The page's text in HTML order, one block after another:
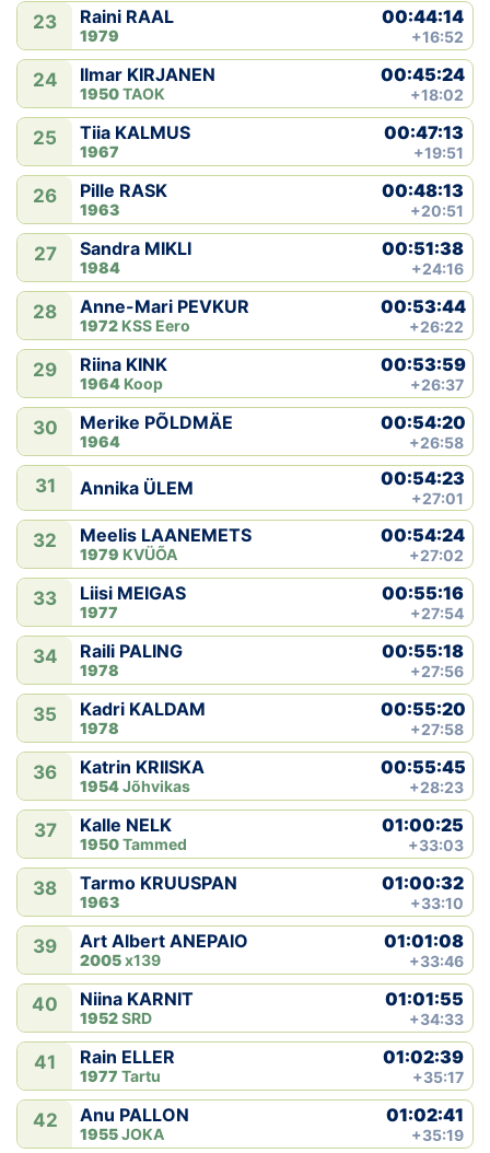
23 Raini RAAL
1979
00:44:14
+16:52
24 Ilmar KIRJANEN
1950TAOK
00:45:24
+18:02
25 Tiia KALMUS
1967
00:47:13
+19:51
26 Pille RASK
1963
00:48:13
+20:51
27 Sandra MIKLI
1984
00:51:38
+24:16
28 Anne-Mari PEVKUR
1972 KSS Eero
00:53:44
+26:22
29 Riina KINK
1964 Koop
00:53:59
+26:37
30 Merike PÕLDMÄE
1964
00:54:20
+26:58
31 Annika ÜLEM 00:54:23
+27:01
32 Meelis LAANEMETS
1979 KVÜÕA
00:54:24
+27:02
33 Liisi MEIGAS
1977
00:55:16
+27:54
34 Raili PALING
1978
00:55:18
+27:56
35 Kadri KALDAM
1978
00:55:20
+27:58
36 Katrin KRIISKA
1954Jõhvikas
00:55:45
+28:23
37 Kalle NELK
1950Tammed
01:00:25
+33:03
38 Tarmo KRUUSPAN
1963
01:00:32
+33:10
39 Art Albert ANEPAIO
2005x139
01:01:08
+33:46
40 Niina KARNIT
1952SRD
01:01:55
+34:33
41 Rain ELLER
1977 Tartu
01:02:39
+35:17
42 Anu PALLON
1955JOKA
01:02:41
+35:19